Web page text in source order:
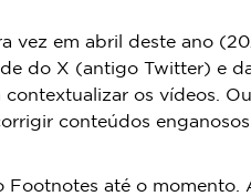
vez em abril deste ano
do X (antigo Twitter) e
os vídeos.
conteúdos
Footnotes até o momento.